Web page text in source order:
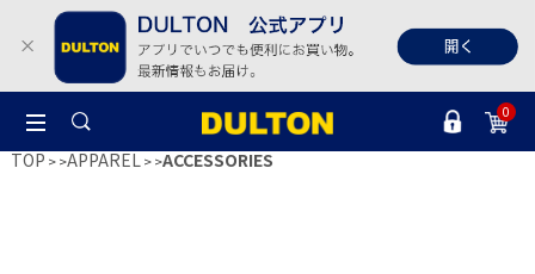
0
TOP >APPAREL >ACCESSORIES